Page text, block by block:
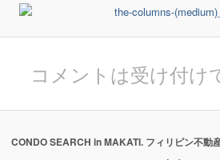
コメントは受け付け
CONDO SEARCH in MAKATI. フィリピン不動